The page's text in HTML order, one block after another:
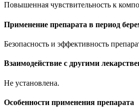
Повышенная чувствительность к
Применение препарата в период
Безопасность и эффективность
Взаимодействие с другими
Не установлена.
Особенности применения препарата